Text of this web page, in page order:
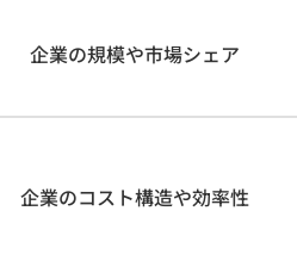
企業の規模や市場シェア
企業のコスト構造や効率性